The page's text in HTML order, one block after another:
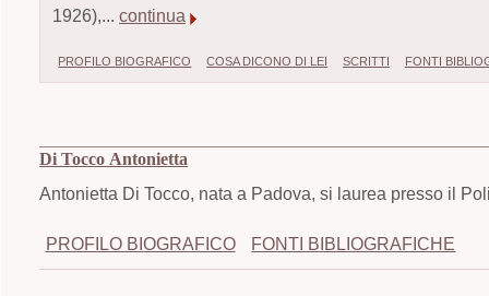
1926),... continua
PROFILO BIOGRAFICO COSA DICONO DI LEI SCRITTI FONTI
Di Tocco Antonietta
Antonietta Di Tocco, nata a Padova, si laurea presso il
PROFILO BIOGRAFICO FONTI BIBLIOGRAFICHE